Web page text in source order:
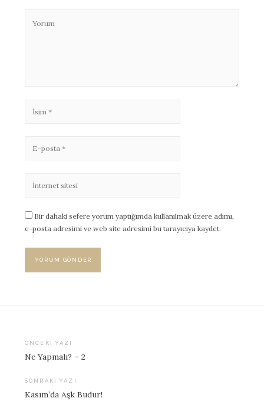
Bir dahaki sefere yorum yaptığımda kullanılmak üzere adımı,
e-posta adresimi ve web site adresimi bu tarayıcıya kaydet.
Yazı
dolaşımı
ÖNCEKI YAZI
Ne Yapmalı? – 2
SONRAKI YAZI
Kasım’da Aşk Budur!